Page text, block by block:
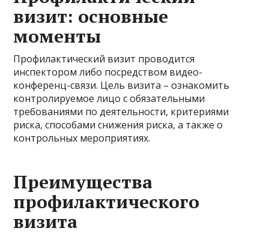
визит: основные
моменты
Профилактический визит проводится
инспектором либо посредством видео-
конференц-связи. Цель визита – ознакомить
контролируемое лицо с обязательными
требованиями по деятельности, критериями
риска, способами снижения риска, а также о
контрольных мероприятиях.
Преимущества
профилактического
визита